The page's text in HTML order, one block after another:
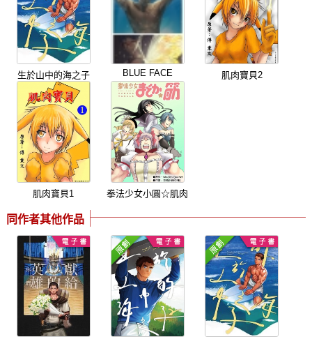
生於山中的海之子 BLUE FACE 肌肉寶貝2
肌肉寶貝1 拳法少女小圓☆肌肉
同作者其他作品